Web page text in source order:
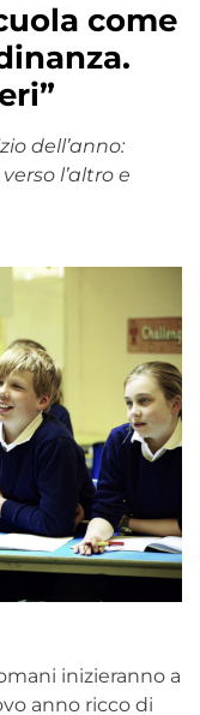
come
dell’anno:
l’altro e
inizieranno a
anno ricco di